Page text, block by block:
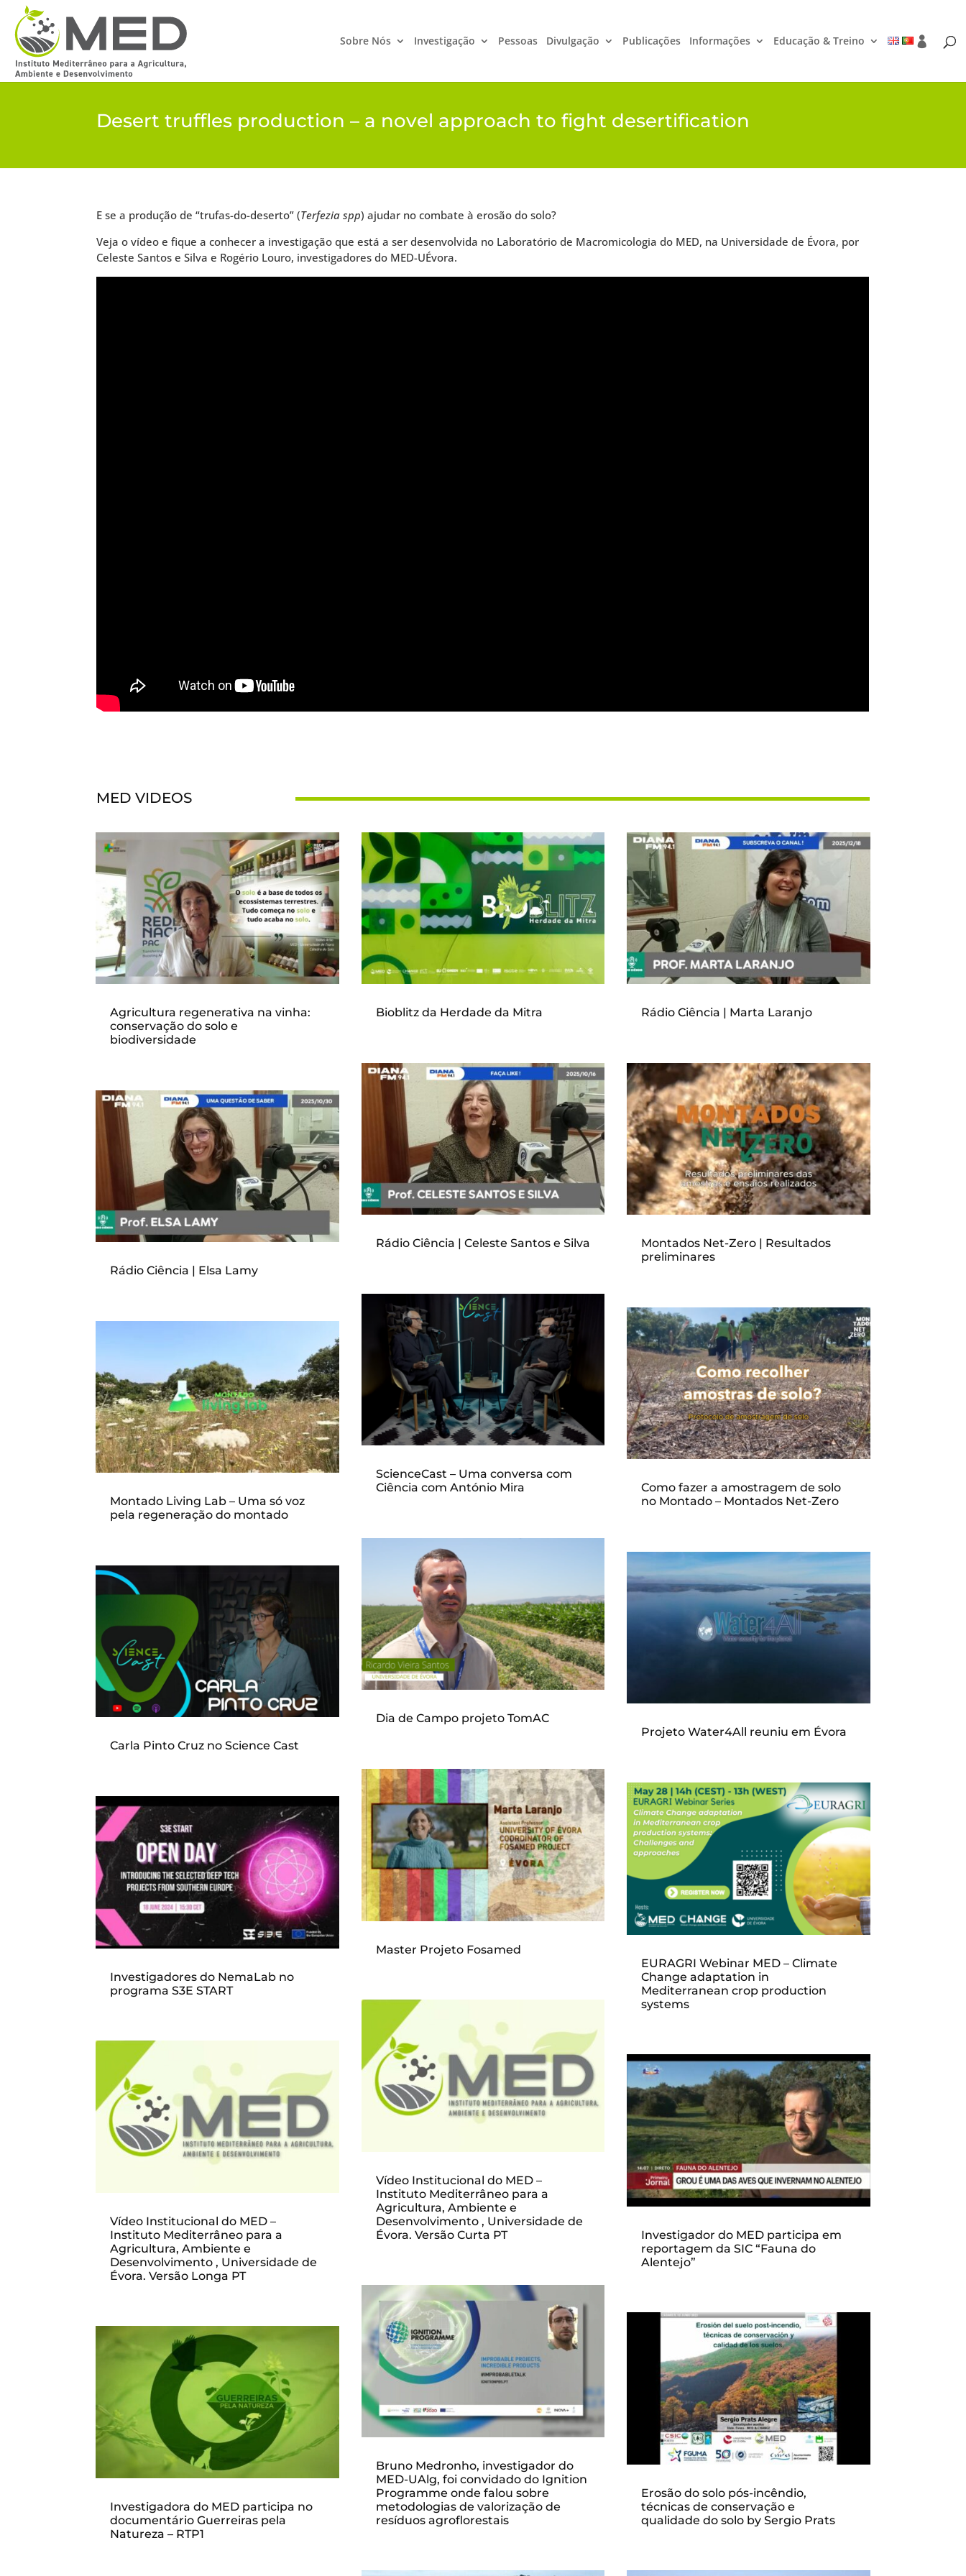
Sobre Nós Investigação Pessoas Divulgação Publicações Informações Educação & Treino
Desert truffles production – a novel approach to fight desertification
E se a produção de “trufas-do-deserto” (Terfezia spp) ajudar no combate à erosão do solo?
Veja o vídeo e fique a conhecer a investigação que está a ser desenvolvida no Laboratório de Macromicologia do MED, na Universidade de Évora, por
Celeste Santos e Silva e Rogério Louro, investigadores do MED-UÉvora.
MED VIDEOS
Agricultura regenerativa na vinha:
conservação do solo e
biodiversidade
Rádio Ciência | Elsa Lamy
Montado Living Lab – Uma só voz
pela regeneração do montado
Carla Pinto Cruz no Science Cast
Investigadores do NemaLab no
programa S3E START
Vídeo Institucional do MED –
Instituto Mediterrâneo para a
Agricultura, Ambiente e
Desenvolvimento , Universidade de
Évora. Versão Longa PT
Investigadora do MED participa no
documentário Guerreiras pela
Natureza – RTP1
Bioblitz da Herdade da Mitra
Rádio Ciência | Celeste Santos e Silva
ScienceCast – Uma conversa com
Ciência com António Mira
Dia de Campo projeto TomAC
Master Projeto Fosamed
Vídeo Institucional do MED –
Instituto Mediterrâneo para a
Agricultura, Ambiente e
Desenvolvimento , Universidade de
Évora. Versão Curta PT
Bruno Medronho, investigador do
MED-UAlg, foi convidado do Ignition
Programme onde falou sobre
metodologias de valorização de
resíduos agroflorestais
Rádio Ciência | Marta Laranjo
Montados Net-Zero | Resultados
preliminares
Como fazer a amostragem de solo
no Montado – Montados Net-Zero
Projeto Water4All reuniu em Évora
EURAGRI Webinar MED – Climate
Change adaptation in
Mediterranean crop production
systems
Investigador do MED participa em
reportagem da SIC “Fauna do
Alentejo”
Erosão do solo pós-incêndio,
técnicas de conservação e
qualidade do solo by Sergio Prats